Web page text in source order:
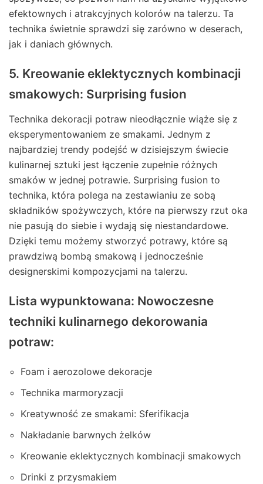
efektownych i atrakcyjnych kolorów na talerzu. Ta
technika świetnie sprawdzi się zarówno w deserach,
jak i daniach głównych.
5. Kreowanie eklektycznych kombinacji
smakowych: Surprising fusion
Technika dekoracji potraw nieodłącznie wiąże się z
eksperymentowaniem ze smakami. Jednym z
najbardziej trendy podejść w dzisiejszym świecie
kulinarnej sztuki jest łączenie zupełnie różnych
smaków w jednej potrawie. Surprising fusion to
technika, która polega na zestawianiu ze sobą
składników spożywczych, które na pierwszy rzut oka
nie pasują do siebie i wydają się niestandardowe.
Dzięki temu możemy stworzyć potrawy, które są
prawdziwą bombą smakową i jednocześnie
designerskimi kompozycjami na talerzu.
Lista wypunktowana: Nowoczesne
techniki kulinarnego dekorowania
potraw:
Foam i aerozolowe dekoracje
Technika marmoryzacji
Kreatywność ze smakami: Sferifikacja
Nakładanie barwnych żelków
Kreowanie eklektycznych kombinacji smakowych
Drinki z przysmakiem